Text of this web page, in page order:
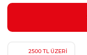
2500 TL ÜZERİ